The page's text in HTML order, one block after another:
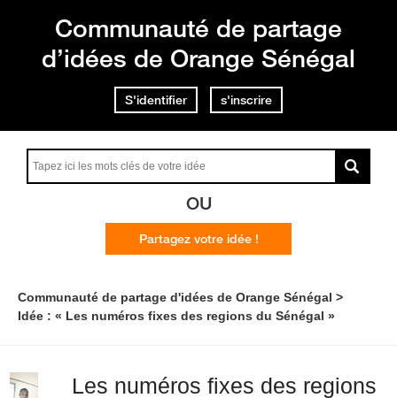
Communauté de partage
d’idées de Orange Sénégal
S'identifier s'inscrire
OU
Partagez votre idée !
Communauté de partage d'idées de Orange Sénégal
Idée : « Les numéros fixes des regions du Sénégal »
Les numéros fixes des regions